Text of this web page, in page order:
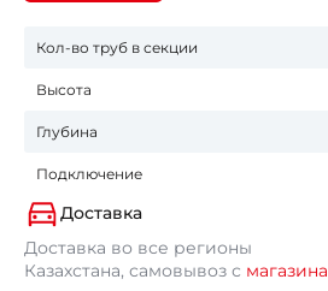
Кол-во труб в секции
Высота
Глубина
Подключение
Доставка
Доставка во все регионы
Казахстана, самовывоз с магазина